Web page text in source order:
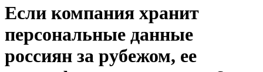
Если компания хранит
персональные данные
россиян за рубежом, ее